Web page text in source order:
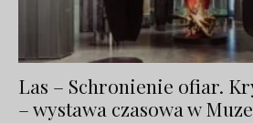
Las – Schronienie ofiar.
– wystawa czasowa w